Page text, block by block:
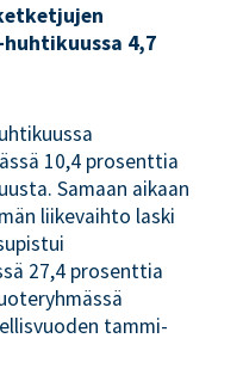
4,7
10,4 prosenttia
Samaan aikaan
liikevaihto laski
27,4 prosenttia
tammi-